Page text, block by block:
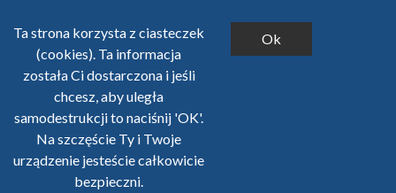
Ta strona korzysta z ciasteczek
(cookies). Ta informacja
została Ci dostarczona i jeśli
chcesz, aby uległa
samodestrukcji to naciśnij 'OK'.
Na szczęście Ty i Twoje
urządzenie jesteście całkowicie
bezpieczni.
Ok